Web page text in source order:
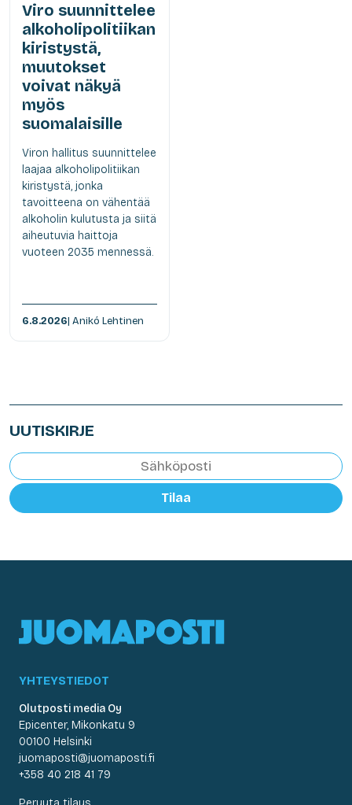
Viro suunnittelee
alkoholipolitiikan
kiristystä,
muutokset
voivat näkyä
myös
suomalaisille
Viron hallitus suunnittelee
laajaa alkoholipolitiikan
kiristystä, jonka
tavoitteena on vähentää
alkoholin kulutusta ja siitä
aiheutuvia haittoja
vuoteen 2035 mennessä.
6.8.2026| Anikó Lehtinen
UUTISKIRJE
Tilaa
YHTEYSTIEDOT
Olutposti media Oy
Epicenter, Mikonkatu 9
00100 Helsinki
juomaposti@juomaposti.fi
+358 40 218 41 79